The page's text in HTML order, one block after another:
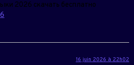
2026 скачать бесплатно
16 juin 2026 à 22h02